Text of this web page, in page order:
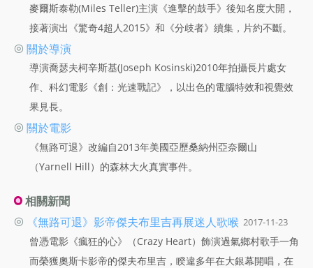
麥爾斯泰勒(Miles Teller)主演《進擊的鼓手》後知名度大開，
接著演出《驚奇4超人2015》和《分歧者》續集，片約不斷。
◎ 關於導演
導演喬瑟夫柯辛斯基(Joseph Kosinski)2010年拍攝長片處女
作、科幻電影《創：光速戰記》，以出色的電腦特效和視覺效
果見長。
◎ 關於電影
《無路可退》改編自2013年美國亞歷桑納州亞奈爾山
（Yarnell Hill）的森林大火真實事件。
相關新聞
◎
《無路可退》影帝傑夫布里吉再展迷人歌喉 2017-11-23
曾憑電影《瘋狂的心》（Crazy Heart）飾演過氣鄉村歌手一角
而榮獲奧斯卡影帝的傑夫布里吉，睽違多年在大銀幕開唱，在